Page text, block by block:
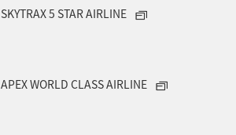
SKYTRAX 5 STAR AIRLINE
APEX WORLD CLASS AIRLINE